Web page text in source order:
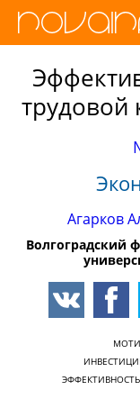
трудовой
Агарков
Волгоградский